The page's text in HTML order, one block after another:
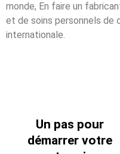
monde, En faire un
et de soins personnels de
internationale.
Un pas pour
démarrer votre